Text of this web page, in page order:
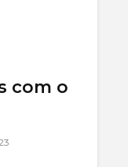
com o